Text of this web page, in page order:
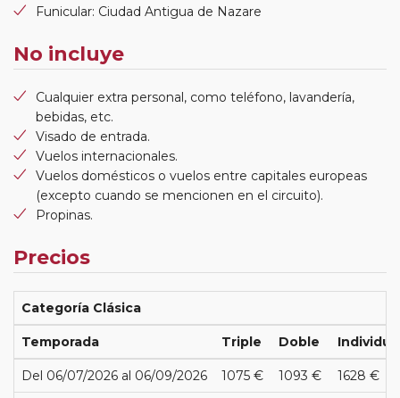
Funicular: Ciudad Antigua de Nazare
No incluye
Cualquier extra personal, como teléfono, lavandería,
bebidas, etc.
Visado de entrada.
Vuelos internacionales.
Vuelos domésticos o vuelos entre capitales europeas
(excepto cuando se mencionen en el circuito).
Propinas.
Precios
Categoría Clásica
Temporada Triple Doble
Del 06/07/2026 al 06/09/2026 1075 € 1093 € 1628 €